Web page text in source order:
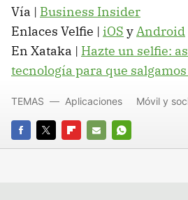
Vía | Business Insider
Enlaces Velfie | iOS yAndroid
En Xataka | Hazte un selfie:
tecnología para que
FACEBOOK
TWITTERFLIPBOARD
E-
WHATSAPP
TEMAS Aplicaciones Móvil y